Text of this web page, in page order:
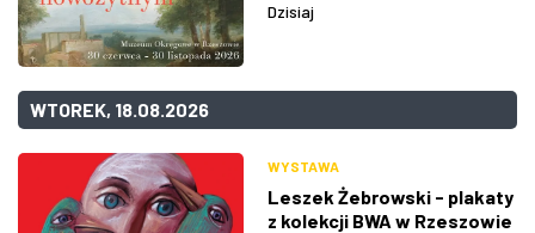
Dzisiaj
WTOREK, 18.08.2026
WYSTAWA
Leszek Żebrowski - plakaty
z kolekcji BWA w Rzeszowie